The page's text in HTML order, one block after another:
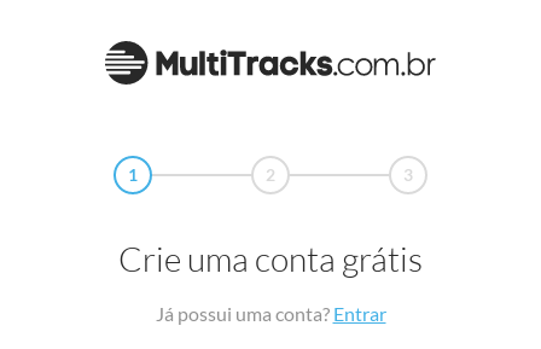
1 2 3
Crie uma conta grátis
Já possui uma conta? Entrar